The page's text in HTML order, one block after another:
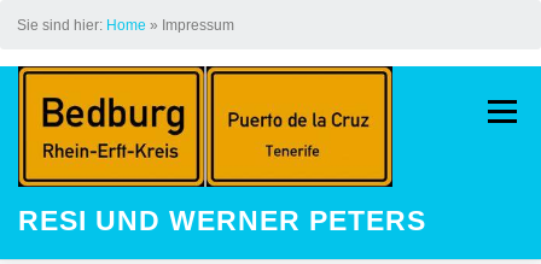
Sie sind hier: Home » Impressum
Zum
springen
RESI UND WERNER PETERS
Menü